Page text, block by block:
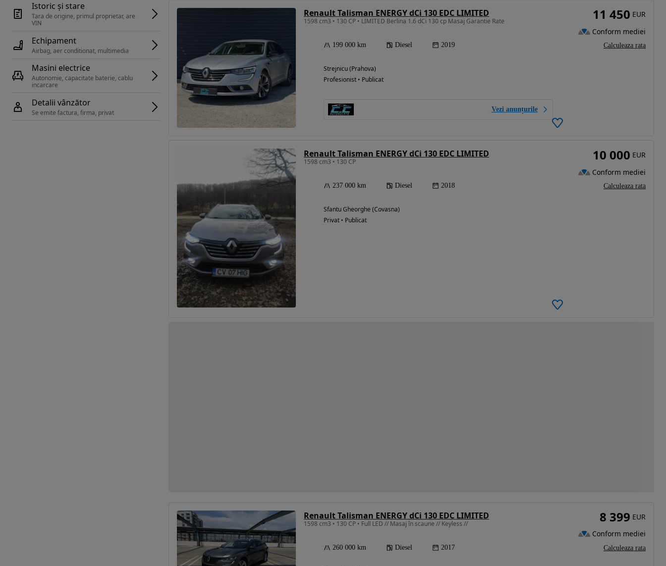
Istoric și stare
Tara de origine, primul proprietar, are
Echipament
Airbag, aer conditionat, multimedia
Masini electrice
Autonomie, capacitate baterie, cablu
Detalii vânzător
Se emite factura, firma, privat
Renault Talisman ENERGY dCi 130 EDC LIMITED
1598 cm3 • 130 CP • LIMITED Berlina 1.6 dCi 130 cp Masaj Garantie Rate
199 000 km Diesel 2019
Strejnicu (Prahova)
Profesionist • Publicat
Vezi anunțurile
11 450 EUR
Conform mediei
Calculeaza rata
Renault Talisman ENERGY dCi 130 EDC LIMITED
1598 cm3 • 130 CP
237 000 km Diesel 2018
Sfantu Gheorghe (Covasna)
Privat • Publicat
10 000 EUR
Conform mediei
Calculeaza rata
Renault Talisman ENERGY dCi 130 EDC LIMITED
1598 cm3 • 130 CP • Full LED // Masaj în scaune // Keyless //
260 000 km Diesel 2017
8 399 EUR
Conform mediei
Calculeaza rata